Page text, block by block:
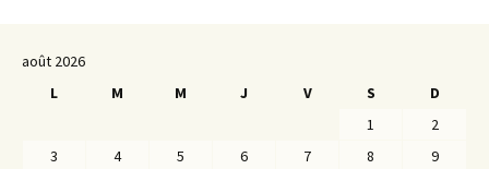
août 2026
L
M M J V S D
1
2
3
4 5 6 7 8
9